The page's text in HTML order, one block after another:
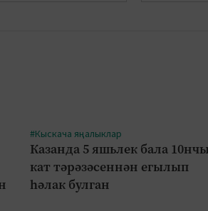
#Кыскача яңалыклар
Казанда 5 яшьлек бала 10нчы
кат тәрәзәсеннән егылып
һәлак булган